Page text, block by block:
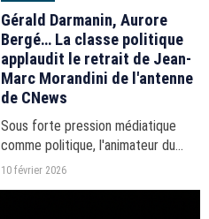
pour corruption...
Gérald Darmanin, Aurore
Bergé… La classe politique
applaudit le retrait de Jean-
Marc Morandini de l'antenne
de CNews
Sous forte pression médiatique
comme politique, l'animateur du
"Morandini Live", condamné
10 février 2026